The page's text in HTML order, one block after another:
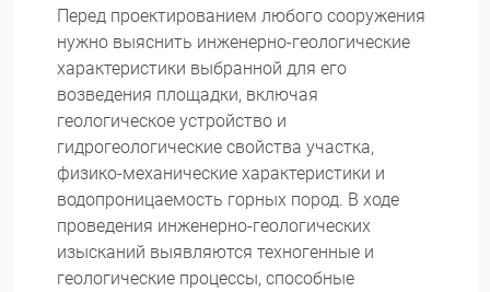
Перед проектированием любого сооружения
нужно выяснить инженерно-геологические
характеристики выбранной для его
возведения площадки, включая
геологическое устройство и
гидрогеологические свойства участка,
физико-механические характеристики и
водопроницаемость горных пород. В ходе
проведения инженерно-геологических
изысканий выявляются техногенные и
геологические процессы, способные